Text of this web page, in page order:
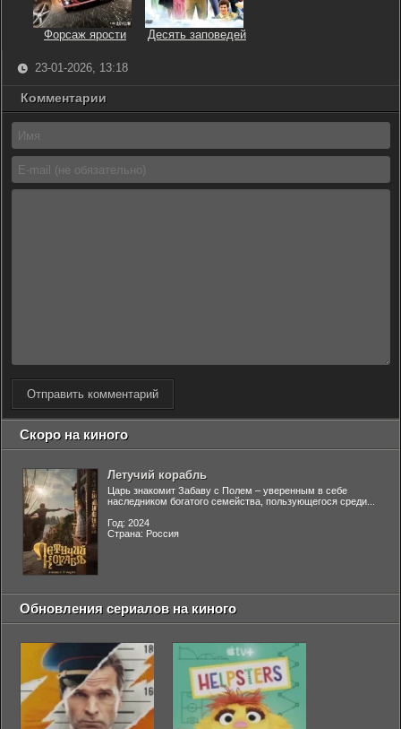
Форсаж ярости Десять заповедей
23-01-2026, 13:18
Комментарии
Отправить комментарий
Скоро на киного
Летучий корабль
Царь знакомит Забаву с Полем – уверенным в себе
наследником богатого семейства, пользующегося среди...
Год: 2024
Страна: Россия
Обновления сериалов на киного